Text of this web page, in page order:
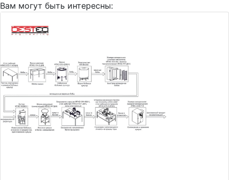
Вам могут быть интересны: